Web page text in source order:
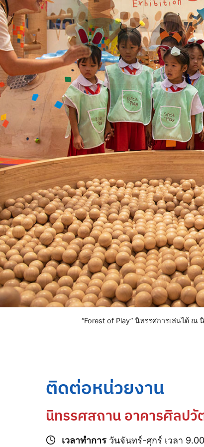
“Forest of Play” นิทรรศการเล่นได้
ติดต่อหน่วยงาน
นิทรรศสถาน อาคารศิลป
เวลาทำการ วันจันทร์-ศุกร์ เวลา